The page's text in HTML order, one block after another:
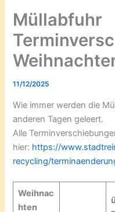
Müllabfuhr
11/12/2025
Wie immer werden die
anderen Tagen geleert.
Alle
hier: https://
recycling/
Weihnac
hten